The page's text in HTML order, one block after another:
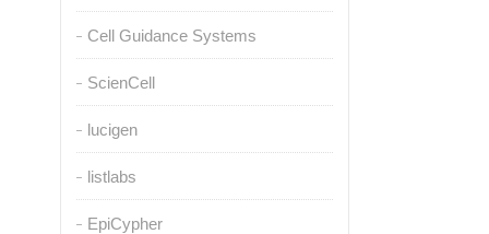
Cell Guidance Systems
ScienCell
lucigen
listlabs
EpiCypher